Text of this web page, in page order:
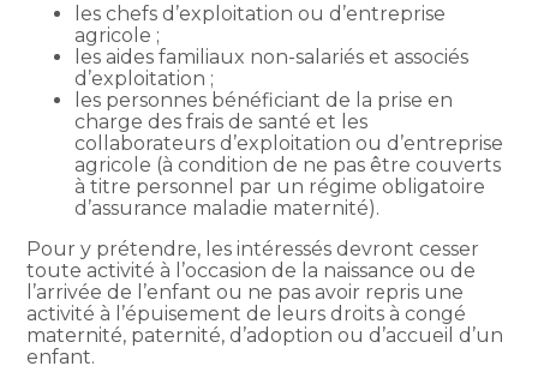
les chefs d’exploitation ou d’entreprise
agricole ;
les aides familiaux non-salariés et associés
d’exploitation ;
les personnes bénéficiant de la prise en
charge des frais de santé et les
collaborateurs d’exploitation ou d’entreprise
agricole (à condition de ne pas être couverts
à titre personnel par un régime obligatoire
d’assurance maladie maternité).
Pour y prétendre, les intéressés devront cesser
toute activité à l’occasion de la naissance ou de
l’arrivée de l’enfant ou ne pas avoir repris une
activité à l’épuisement de leurs droits à congé
maternité, paternité, d’adoption ou d’accueil d’un
enfant.